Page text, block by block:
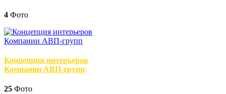
4 Фото
Концепция интерьеров
Компании АВП-групп
25 Фото